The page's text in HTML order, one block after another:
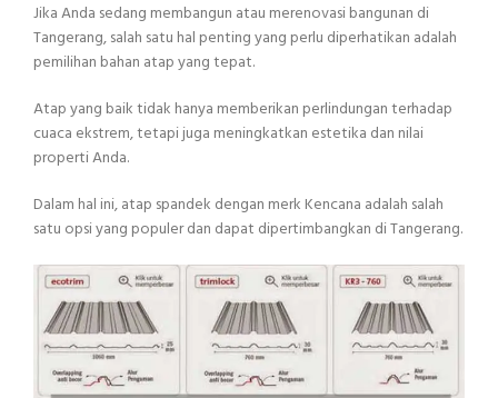
Jika Anda sedang membangun atau merenovasi bangunan di
Tangerang, salah satu hal penting yang perlu diperhatikan adalah
pemilihan bahan atap yang tepat.
Atap yang baik tidak hanya memberikan perlindungan terhadap
cuaca ekstrem, tetapi juga meningkatkan estetika dan nilai
properti Anda.
Dalam hal ini, atap spandek dengan merk Kencana adalah salah
satu opsi yang populer dan dapat dipertimbangkan di Tangerang.